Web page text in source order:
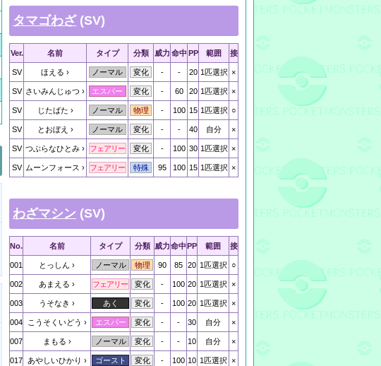
タマゴわざ(SV)
Ver. 名前 タイプ 分類 威力 命中 PP 範囲 接
SV ほえる ノーマル 変化 - - 20 1匹選択 ×
SV さいみんじゅつ エスパー 変化 - 60 20 1匹選択 ×
SV じたばた ノーマル 物理 - 100 15 1匹選択 ○
SV とおぼえ ノーマル 変化 - - 40 自分 ×
SV つぶらなひとみ フェアリー 変化 - 100 30 1匹選択 ×
SV ムーンフォース フェアリー 特殊 95 100 15 1匹選択 ×
わざマシン (SV)
No. 名前 タイプ 分類 威力命中PP 範囲 接
001 とっしん ノーマル 物理 90 85 20 1匹選択 ○
002 あまえる フェアリー 変化 - 100 20 1匹選択 ×
003 うそなき あく 変化 - 100 20 1匹選択 ×
004 こうそくいどう エスパー 変化 - - 30 自分 ×
007 まもる ノーマル 変化 - - 10 自分 ×
017 あやしいひかり ゴースト 変化 - 100 10 1匹選択 ×